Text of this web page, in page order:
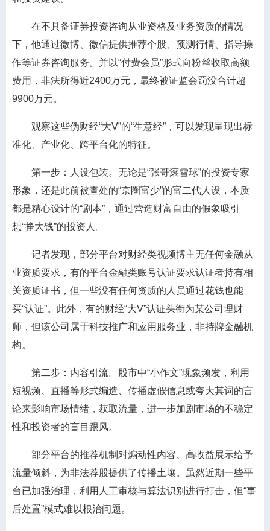
在不具备证券投资咨询从业资格及业务资质的情况
下，他通过微博、微信提供推荐个股、预测行情、指导操
作等证券咨询服务。并以“付费会员”形式向粉丝收取高额
费用，非法所得近2400万元，最终被证监会罚没合计超
9900万元。
观察这些伪财经“大V”的“生意经”，可以发现呈现出标
准化、产业化、跨平台化的特征。
第一步：人设包装。无论是“张哥滚雪球”的投资专家
形象，还是此前被查处的“京圈富少”的富二代人设，本质
都是精心设计的“剧本”，通过营造财富自由的假象吸引
想“挣大钱”的投资人。
记者发现，部分平台对财经类视频博主无任何金融从
业资质要求，有的平台金融类账号认证要求认证者持有相
关资质证书，但一些没有任何资质的人员通过花钱也能
买“认证”。此外，有的财经“大V”认证头衔为某公司理财
师，但该公司属于科技推广和应用服务业，非持牌金融机
构。
第二步：内容引流。股市中“小作文”现象频发，利用
短视频、直播等形式编造、传播虚假信息或夸大其词的言
论来影响市场情绪，获取流量，进一步加剧市场的不稳定
性和投资者的盲目跟风。
部分平台的推荐机制对煽动性内容、高收益展示给予
流量倾斜，为非法荐股提供了传播土壤。虽然近期一些平
台已加强治理，利用人工审核与算法识别进行打击，但“事
后处置”模式难以根治问题。